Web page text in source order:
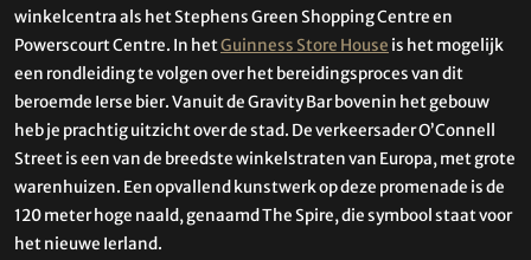
winkelcentra als het Stephens Green Shopping Centre en
Powerscourt Centre. In hetGuinness Store House is het mogelijk
een rondleiding te volgen over het bereidingsproces van dit
beroemde Ierse bier. Vanuit de Gravity Bar bovenin het gebouw
heb je prachtig uitzicht over de stad. De verkeersader O’Connell
Street is een van de breedste winkelstraten van Europa, met grote
warenhuizen. Een opvallend kunstwerk op deze promenade is de
120 meter hoge naald, genaamd The Spire, die symbool staat voor
het nieuwe Ierland.